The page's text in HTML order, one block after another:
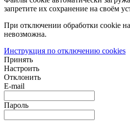
запретите их сохранение на своём
При отключении обработки cookie
невозможна.
Инструкция по отключению cookies
Принять
Настроить
Отклонить
E-mail
Пароль